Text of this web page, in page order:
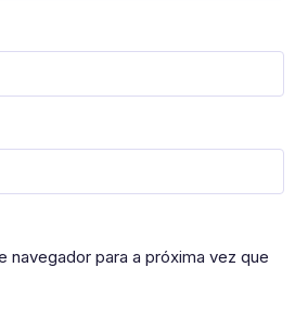
navegador para a próxima vez que